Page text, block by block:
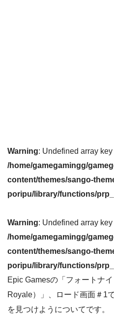
Warning: Undefined array key
/home/gamegamingg/
content/themes/sango-
poripu/library/functions/
Warning: Undefined array key
/home/gamegamingg/
content/themes/sango-
poripu/library/functions/
Epic Gamesの「フォートナ
Royale）」、ロード画面＃1
を見つけようについてです。